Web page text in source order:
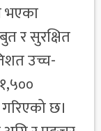
भएका
र सुरक्षित
उच्च-
छ।